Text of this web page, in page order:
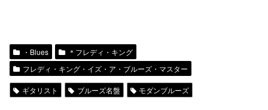
・Blues
＊フレディ・キング
フレディ・キング・イズ・ア・ブルーズ・マスター
ギタリスト ブルーズ名盤 モダンブルーズ